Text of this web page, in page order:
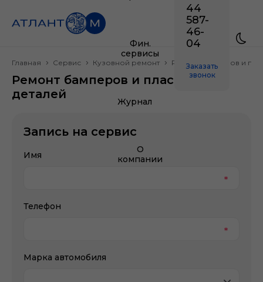
Фин.
сервисы
Журнал
О
компании
44
587-
46-
04
Заказать
звонок
Главная Сервис Кузовной ремонт Ремонт бамперов и
Ремонт бамперов и пластиковых
деталей
Запись на сервис
Имя
Телефон
Марка автомобиля